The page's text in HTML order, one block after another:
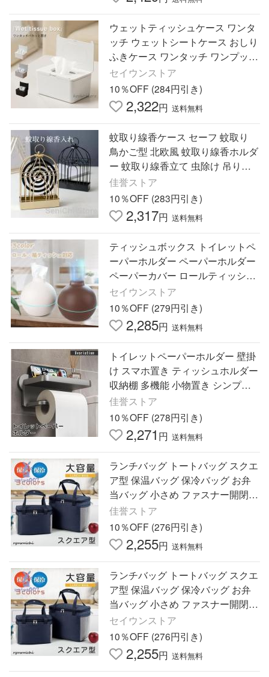
ウェットティッシュケース ワンタ
ッチ ウェットシートケース おしり
ふきケース ワンタッチ ワンプッシ
ュふた付きパッキン付きおしり拭
きトイレシート除菌シート
セイウンストア
10％OFF (284円引き)
2,322円 送料無料
蚊取り線香ケース セーフ 蚊取り
鳥かご型 北欧風 蚊取り線香ホルダ
ー 蚊取り線香立て 虫除け 吊り下
げ 持ち運び便利 持ち手付 室内 鉄
製
佳誉ストア
10％OFF (283円引き)
2,317円 送料無料
ティッシュボックス トイレットペ
ーパーホルダー ペーパーホルダー
ペーパーカバー ロールティッシュ
箱ティッシュ 両対応
セイウンストア
10％OFF (279円引き)
2,285円 送料無料
トイレットペーパーホルダー 壁掛
け スマホ置き ティッシュホルダー
収納棚 多機能 小物置き シンプル
簡単取り付け バスルーム キッチン
トイレ用品
佳誉ストア
10％OFF (278円引き)
2,271 円 送料無料
ランチバッグ トートバッグ スクエ
ア型 保温バッグ 保冷バッグ お弁
当バッグ 小さめ ファスナー開閉
表地防水ナイロン 便利収納 通学通
勤
佳誉ストア
10％OFF (276円引き)
2,255円 送料無料
ランチバッグ トートバッグ スクエ
ア型 保温バッグ 保冷バッグ お弁
当バッグ 小さめ ファスナー開閉
表地防水ナイロン 便利収納 通学通
勤
セイウンストア
10％OFF (276円引き)
2,255円 送料無料